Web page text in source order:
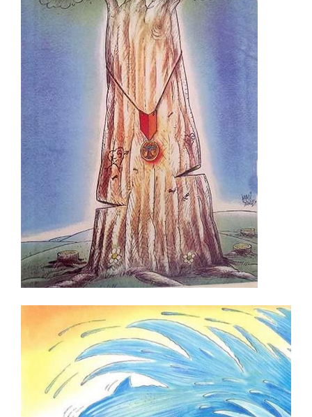
Mahmut Tarhan
Mehmet Aslan
Mehmet Saim Bilge
Mehmet Selçuk
Mehmet Şenocak
Mehmet Tevlim
Mehmet Zeber
Menekşe Çam
Mete Arif Tokmak
Metin Ertem
Metin Peker
Muammer Bilen
Muammer Kotbaş
Muammer Olcay
Muhittin Köroğlu
Murat Özmenek
Murat Sayın
Murteza Albayrak
Musa Gümüş
Musa Keklik
Mustafa Bora
Mustafa Uykusuz